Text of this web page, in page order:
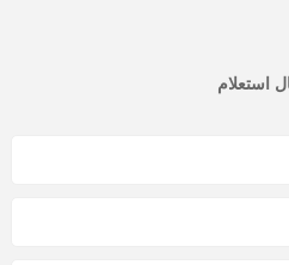
استعلام